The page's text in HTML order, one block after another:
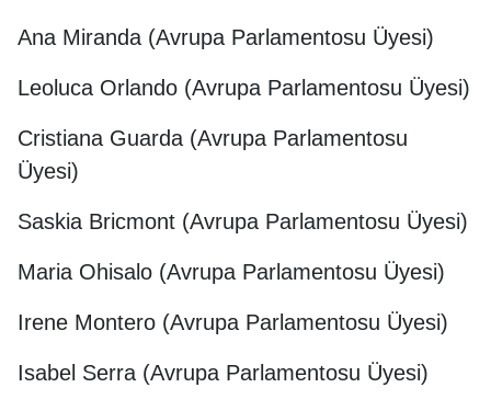
Ana Miranda (Avrupa Parlamentosu Üyesi)
Leoluca Orlando (Avrupa Parlamentosu Üyesi)
Cristiana Guarda (Avrupa Parlamentosu
Üyesi)
Saskia Bricmont (Avrupa Parlamentosu Üyesi)
Maria Ohisalo (Avrupa Parlamentosu Üyesi)
Irene Montero (Avrupa Parlamentosu Üyesi)
Isabel Serra (Avrupa Parlamentosu Üyesi)